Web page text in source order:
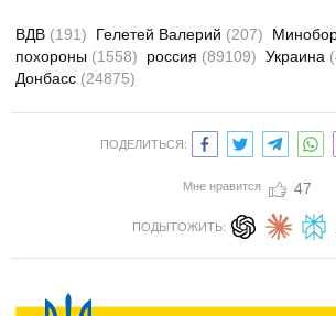
ВДВ (191) Гелетей Валерий (207)
похороны (1558) россия (89109) Украина
Донбасс (24875)
ПОДЕЛИТЬСЯ:
Мне нравится 47
ПОДЫТОЖИТЬ: